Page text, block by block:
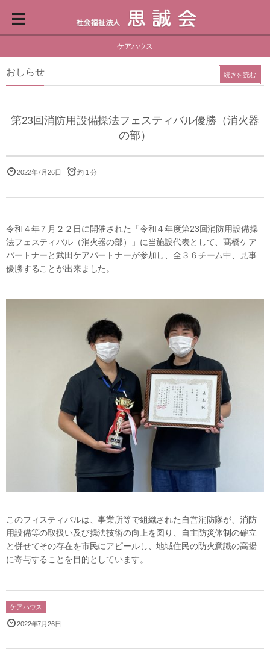
ケアハウス
おしらせ 続きを読む
第23回消防用設備操法フェスティバル優勝（消火器
の部）
2022年7月26日 約 1 分
令和４年７月２２日に開催された「令和４年度第23回消防用設備操
法フェスティバル（消火器の部）」に当施設代表として、髙橋ケア
パートナーと武田ケアパートナーが参加し、全３６チーム中、見事
優勝することが出来ました。
このフィスティバルは、事業所等で組織された自営消防隊が、消防
用設備等の取扱い及び操法技術の向上を図り、自主防災体制の確立
と併せてその存在を市民にアピールし、地域住民の防火意識の高揚
に寄与することを目的としています。
ケアハウス
2022年7月26日